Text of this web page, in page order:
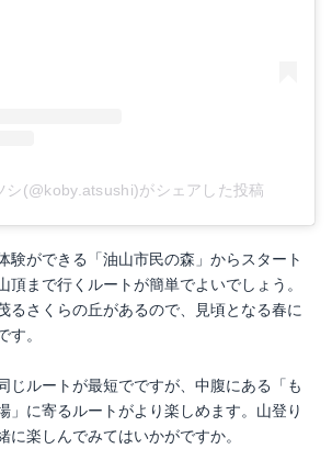
シ(@koby.atsushi)がシェアした投稿
験ができる「油山市民の森」からスタート
頂まで行くルートが簡単でよいでしょう。
るさくらの丘があるので、見頃となる春に
す。
じルートが最短でですが、中腹にある「も
」に寄るルートがより楽しめます。山登り
に楽しんでみてはいかがですか。